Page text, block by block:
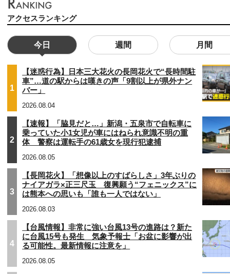
アクセスランキング
今日 週間 月間
1
【迷惑行為】日本三大花火の長岡花火で“長時間駐
車”…道の駅からは嘆きの声「9割以上が県外ナン
バー」
2026.08.04
2
【速報】「脇見だと…」新潟・五泉市で自転車に
乗っていた小1女児が車にはねられ意識不明の重
体 警察は運転手の61歳女を現行犯逮捕
2026.08.05
3
【長岡花火】「想像以上のすばらしさ」3年ぶりの
ナイアガラ×正三尺玉 復興願う“フェニックス”に
は熊本への思いも「誰も一人ではない」
2026.08.03
4
【台風情報】非常に強い台風13号の進路は？新た
に台風15号も発生 気象予報士「お盆に影響が出
る可能性。最新情報に注意を」
2026.08.05